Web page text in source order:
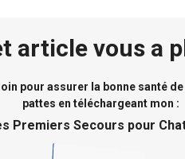
article vous a
pour assurer la bonne santé
pattes en téléchargeant mon :
Premiers Secours pour